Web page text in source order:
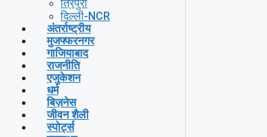
त्रिपुरा
दिल्ली-NCR
अंतर्राष्ट्रीय
मुजफ्फरनगर
गाजियाबाद
राजनीति
एजुकेशन
धर्म
बिज़नेस
जीवन शैली
स्पोर्ट्स